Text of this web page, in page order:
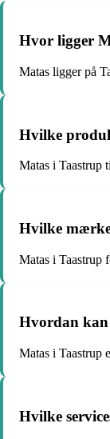
Hvor ligger
Matas ligger på
Hvilke
Matas i Taastrup
Hvilke
Matas i Taastrup
Hvordan kan
Matas i Taastrup
Hvilke